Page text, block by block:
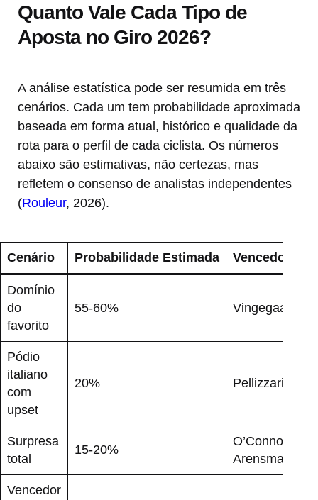
Quanto Vale Cada Tipo de
Aposta no Giro 2026?
A análise estatística pode ser resumida em três
cenários. Cada um tem probabilidade aproximada
baseada em forma atual, histórico e qualidade da
rota para o perfil de cada ciclista. Os números
abaixo são estimativas, não certezas, mas
refletem o consenso de analistas independentes
(Rouleur, 2026).
Cenário Probabilidade Estimada Vencedor
Domínio
do
favorito
55-60% Vingegaard
Pódio
italiano
com
upset
20% Pellizzari ou
Surpresa
total
15-20%
O’Connor,
Arensman
Vencedor